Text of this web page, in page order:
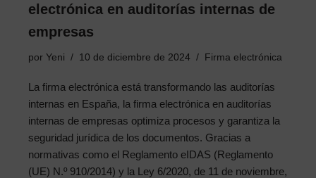
electrónica en auditorías internas de
empresas
por Yeni 10 de diciembre de 2024 Firma electrónica
La firma electrónica está transformando las auditorías
internas en España, la firma electrónica en auditorías
internas de empresas optimiza procesos y garantiza la
seguridad jurídica de los documentos. Gracias a
normativas como el Reglamento eIDAS (Reglamento
(UE) N.º 910/2014) y la Ley 6/2020, de 11 de noviembre,